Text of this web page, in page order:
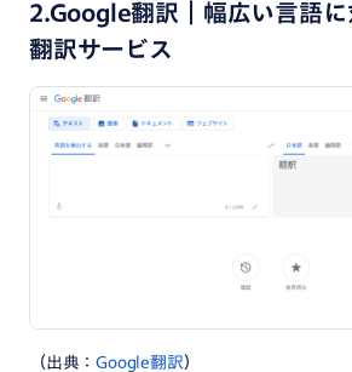
2.Google翻訳｜幅広い言語
翻訳サービス
（出典：Google翻訳）